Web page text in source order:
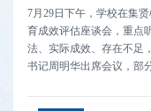
​7月29日下午，学校在集
育成效评估座谈会，重点
法、实际成效、存在不足
书记周明华出席会议，部
表围绕本单位学习教育的